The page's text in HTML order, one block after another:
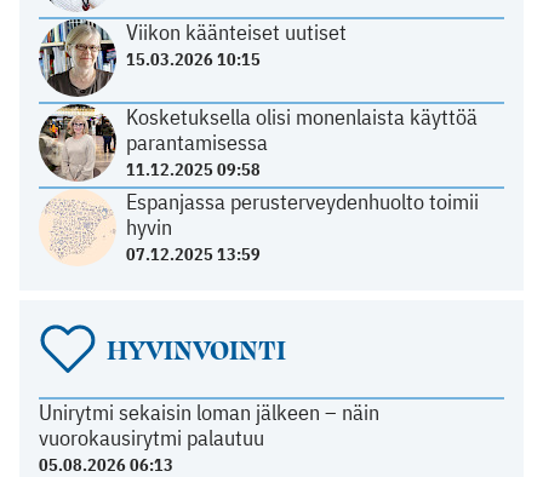
Viikon käänteiset uutiset
15.03.2026 10:15
Kosketuksella olisi monenlaista käyttöä
parantamisessa
11.12.2025 09:58
Espanjassa perusterveydenhuolto toimii
hyvin
07.12.2025 13:59
HYVINVOINTI
Unirytmi sekaisin loman jälkeen – näin
vuorokausirytmi palautuu
05.08.2026 06:13